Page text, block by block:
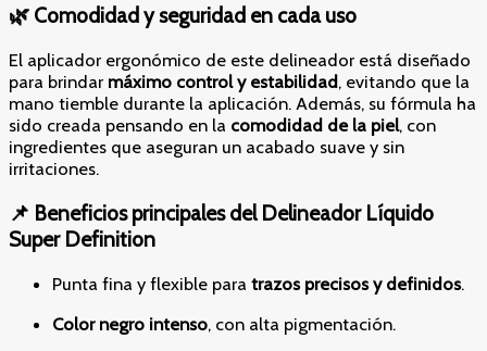
🌿 Comodidad y seguridad en cada uso
El aplicador ergonómico de este delineador está diseñado
para brindar máximo control y estabilidad, evitando que la
mano tiemble durante la aplicación. Además, su fórmula ha
sido creada pensando en la comodidad de la piel, con
ingredientes que aseguran un acabado suave y sin
irritaciones.
📌 Beneficios principales del Delineador Líquido
Super Definition
Punta fina y flexible para trazos precisos y definidos.
Color negro intenso, con alta pigmentación.